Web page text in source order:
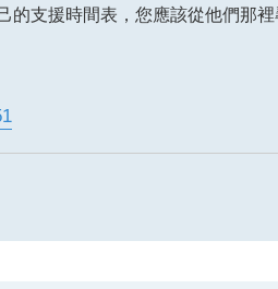
支援時間表，您應該從他們那裡